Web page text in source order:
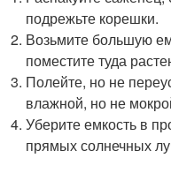
подрежьте корешки.
Возьмите большую
поместите туда
Полейте, но не
влажной, но не
Уберите емкость в
прямых солнечных